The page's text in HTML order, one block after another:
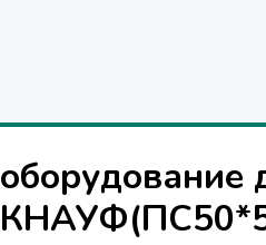
оборудование